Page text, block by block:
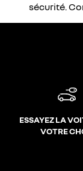
sécurité.
ESSAYEZ LA
VOTRE